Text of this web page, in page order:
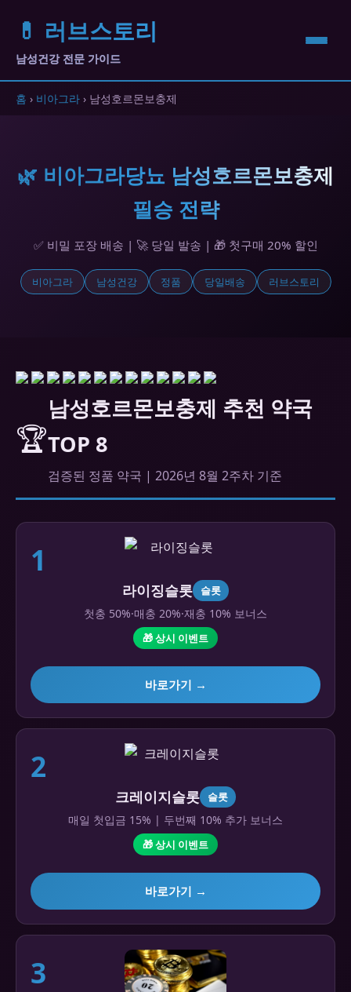
💊 러브스토리
남성건강 전문 가이드
홈 › 비아그라 › 남성호르몬보충제
🌿 비아그라당뇨 남성호르몬보충제
필승 전략
✅ 비밀 포장 배송 | 🚀 당일 발송 | 🎁 첫구매 20% 할인
비아그라 남성건강 정품 당일배송 러브스토리
🏆
남성호르몬보충제 추천 약국
TOP 8
검증된 정품 약국 | 2026년 8월 2주차 기준
1
라이징슬롯 슬롯
첫충 50%·매충 20%·재충 10% 보너스
🎁 상시 이벤트
바로가기 →
2
크레이지슬롯 슬롯
매일 첫입금 15% | 두번째 10% 추가 보너스
🎁 상시 이벤트
바로가기 →
3